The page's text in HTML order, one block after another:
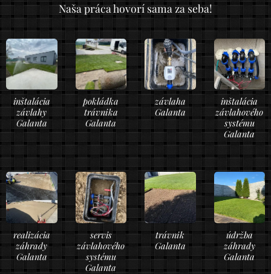
Naša práca hovorí sama za seba!
inštalácia
závlahy
Galanta
pokládka
trávnika
Galanta
závlaha
Galanta
inštalácia
závlahového
systému
Galanta
realizácia
záhrady
Galanta
servis
závlahového
systému
Galanta
trávnik
Galanta
údržba
záhrady
Galanta